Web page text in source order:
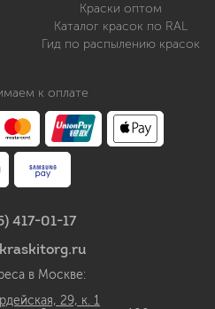
Краски оптом
Каталог красок по RAL
Гид по распылению красок
к оплате
417-01-17
в Москве:
29, к. 1